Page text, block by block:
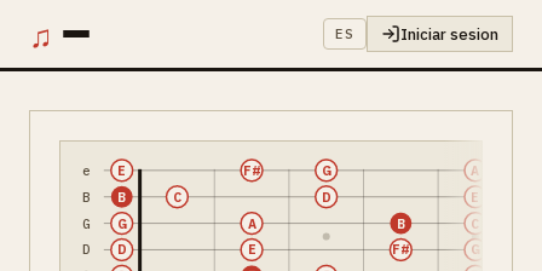
♫ ES Iniciar sesion
e
B
G
D
D E F# G
G A B C
B C D E
E F# G A